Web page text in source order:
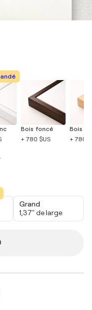
Bois foncé
+ 780 $US
Bois
+ 780
Grand
1,37" de large